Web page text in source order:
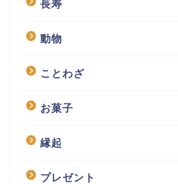
長寿
動物
ことわざ
お菓子
縁起
プレゼント